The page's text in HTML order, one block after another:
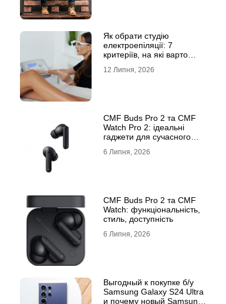
Як обрати студію
електроепіляції: 7
критеріїв, на які варто
12 Липня, 2026
CMF Buds Pro 2 та CMF
Watch Pro 2: ідеальні
гаджети для сучасного
6 Липня, 2026
CMF Buds Pro 2 та CMF
Watch: функціональність,
стиль, доступність
6 Липня, 2026
Выгодный к покупке б/у
Samsung Galaxy S24 Ultra
и почему новый Samsung